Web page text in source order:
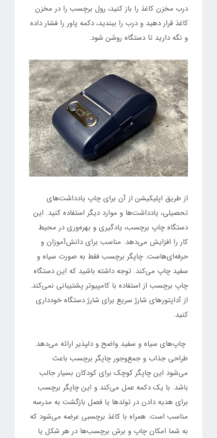
درب مخزن کاغذ را باز کنید، رول برچسب را در مخزن
کاغذ قرار دهید و درب را ببندید، دکمه پاور را فشار داده
و نگه دارید تا دستگاه روشن شود.
از طریق اپلیکیشن از آن برای چاپ یادداشت‌های
تحصیلی، یادداشت‌ها و موارد دیگر استفاده کنید. این
دستگاه چاپ برچسب، یادگیری و بهره‌وری در محیط
کار را افزایش می‌دهد. مناسب برای دانش‌آموزان و
حرفه‌ای‌هاست. چاپگر برچسب فقط به صورت سیاه و
سفید چاپ می‌کند. توجه داشته باشید که این دستگاه
چاپ برچسب از استفاده با کامپیوتر پشتیبانی نمی‌کند.
از آداپتورهای شارژ سریع برای شارژ دستگاه خودداری
کنید.
چاپ‌های سیاه و سفید واضح و دلپذیر ارائه می‌دهد.
طراحی جذاب و جمع‌وجور چاپگر برچسب باعث
می‌شود این چاپگر کوچک برای کودکان بسیار جالب
باشد. با یک دکمه عمل می‌کند و این چاپگر برچسب
برای هدیه دادن در تولدها یا فصل بازگشت به مدرسه
مناسب است. همراه با کاغذ برچسبی عرضه می‌شود که
به شما امکان چاپ و برش برچسب‌ها در هر شکل یا